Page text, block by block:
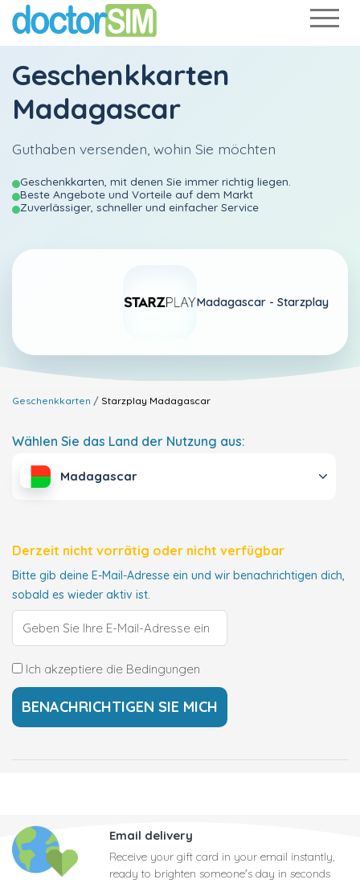
Geschenkkarten
Madagascar
Guthaben versenden, wohin Sie möchten
Geschenkkarten, mit denen Sie immer richtig liegen.
Beste Angebote und Vorteile auf dem Markt
Zuverlässiger, schneller und einfacher Service
Madagascar - Starzplay
Geschenkkarten Starzplay Madagascar
Wählen Sie das Land der Nutzung aus:
Madagascar
Derzeit nicht vorrätig oder nicht verfügbar
Bitte gib deine E-Mail-Adresse ein und wir benachrichtigen dich,
sobald es wieder aktiv ist.
Ich akzeptiere die Bedingungen
Email delivery
Receive your gift card in your email instantly,
ready to brighten someone's day in seconds